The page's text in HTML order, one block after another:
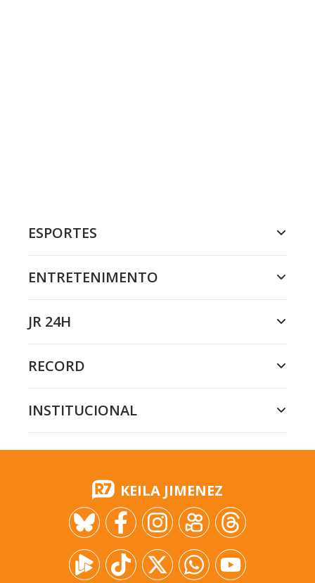
ESPORTES
ENTRETENIMENTO
JR 24H
RECORD
INSTITUCIONAL
KEILA JIMENEZ